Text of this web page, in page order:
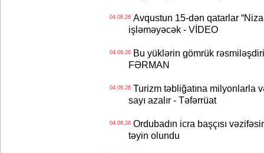
04.08.26Avqustun 15-dən qatarlar
işləməyəcək - VİDEO
04.08.26Bu yüklərin gömrük
FƏRMAN
04.08.26Turizm təbliğatına milyonlarla
sayı azalır - Təfərrüat
04.08.26Ordubadın icra başçısı
təyin olundu